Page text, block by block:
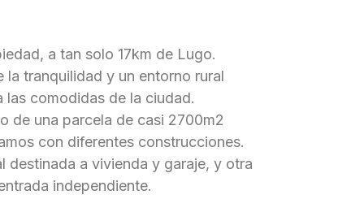
a tan solo 17km de Lugo.
tranquilidad y un entorno rural
las comodidas de la ciudad.
de una parcela de casi 2700m2
con diferentes construcciones.
destinada a vivienda y garaje, y otra
independiente.